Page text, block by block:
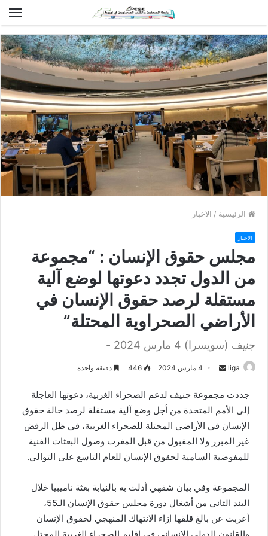
الرئيسية / الاخبار
الاخبار
مجلس حقوق الإنسان : “مجموعة
من الدول تجدد دعوتها لوضع آلية
مستقلة لرصد حقوق الإنسان في
الأراضي الصحراوية المحتلة”
جنيف (سويسرا) 4 مارس 2024 -
liga
n
d
a
e
4 مارس 2024 446 دقيقة واحدة
جددت مجموعة جنيف لدعم الصحراء الغربية، دعوتها العاجلة
إلى الأمم المتحدة من أجل وضع آلية مستقلة لرصد حالة حقوق
الإنسان في الأراضي المحتلة للصحراء الغربية، في ظل الرفض
غير المبرر ولا المقبول من قبل المغرب وصول البعثات الفنية
للمفوضية السامية لحقوق الإنسان للعام التاسع على التوالي.
المجموعة وفي بيان شفهي أدلت به بالنيابة بعثة ناميبيا خلال
البند الثاني من أشغال دورة مجلس حقوق الإنسان الـ55،
أعربت عن بالغ قلقها إزاء الانتهاك المنهجي لحقوق الإنسان